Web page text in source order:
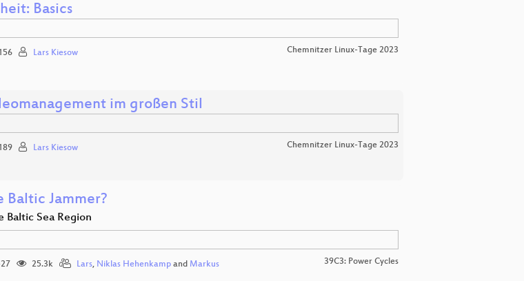
Basics
Lars Kiesow Chemnitzer Linux-Tage 2023
im großen Stil
Lars Kiesow Chemnitzer Linux-Tage 2023
Baltic Jammer?
Sea Region
25.3k Lars, Niklas Hehenkampand Markus 39C3: Power Cycles